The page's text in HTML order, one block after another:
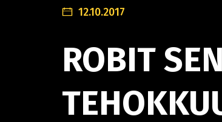
12.10.2017
ROBIT